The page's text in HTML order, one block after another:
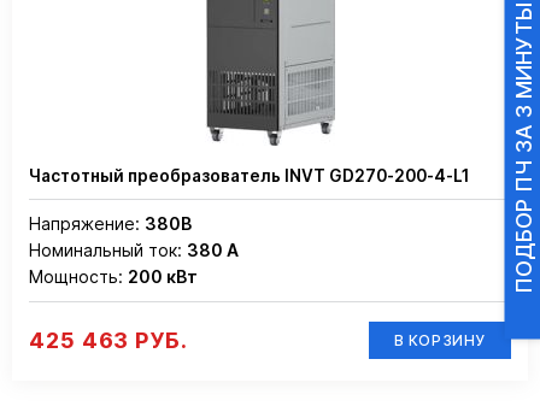
Частотный преобразователь INVT GD270-200-4-L1
Напряжение: 380В
Номинальный ток: 380 А
Мощность: 200 кВт
425 463 РУБ. В КОРЗИНУ
ПОДБОР ПЧ ЗА 3 МИНУТЫ